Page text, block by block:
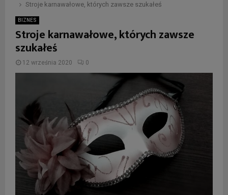
Stroje karnawałowe, których zawsze szukałeś
BIZNES
Stroje karnawałowe, których zawsze
szukałeś
12 września 2020 0